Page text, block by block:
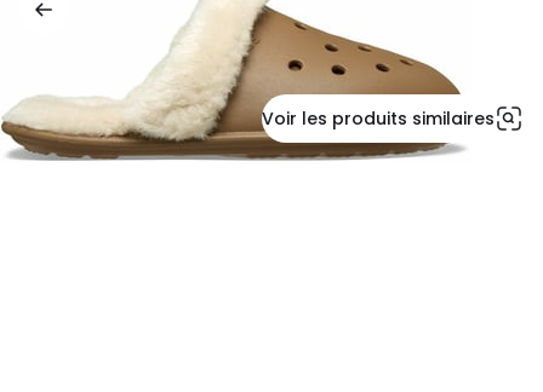
articles
consultés
Voir les produits similaires